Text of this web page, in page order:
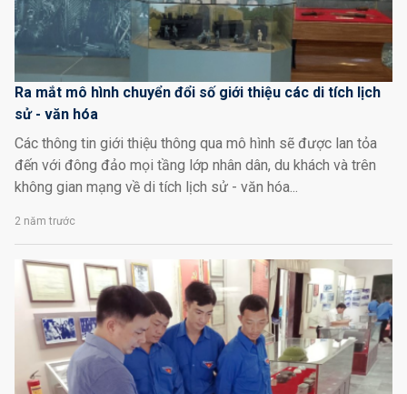
Ra mắt mô hình chuyển đổi số giới thiệu các di tích lịch
sử - văn hóa
Các thông tin giới thiệu thông qua mô hình sẽ được lan tỏa
đến với đông đảo mọi tầng lớp nhân dân, du khách và trên
không gian mạng về di tích lịch sử - văn hóa...
2 năm trước